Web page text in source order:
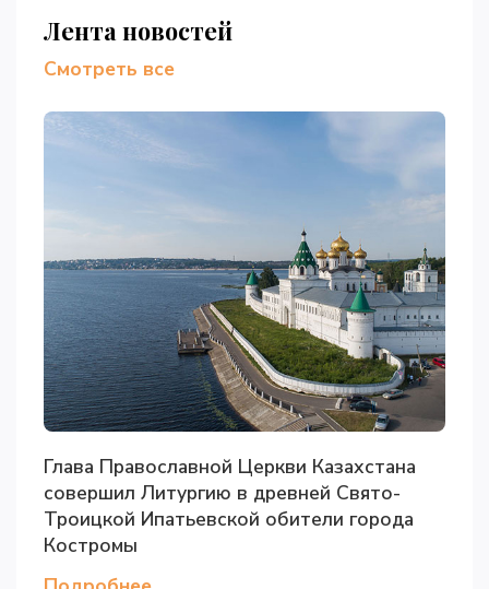
Лента новостей
Смотреть все
Глава Православной Церкви Казахстана
совершил Литургию в древней Свято-
Троицкой Ипатьевской обители города
Костромы